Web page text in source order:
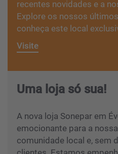
Uma loja só sua!
A nova loja Sonepar em
emocionante para a
comunidade local e, sem
recentes novidades e a
Explore os nossos
conheça este local
Visite